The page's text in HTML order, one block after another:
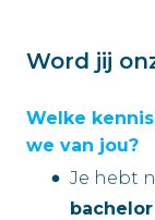
Word jij
Welke
we van jou?
Je hebt